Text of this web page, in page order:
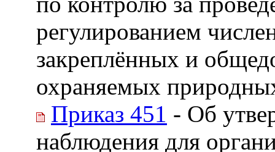
регулированием
закреплённых и
охраняемых
Приказ 451 - Об
наблюдения для